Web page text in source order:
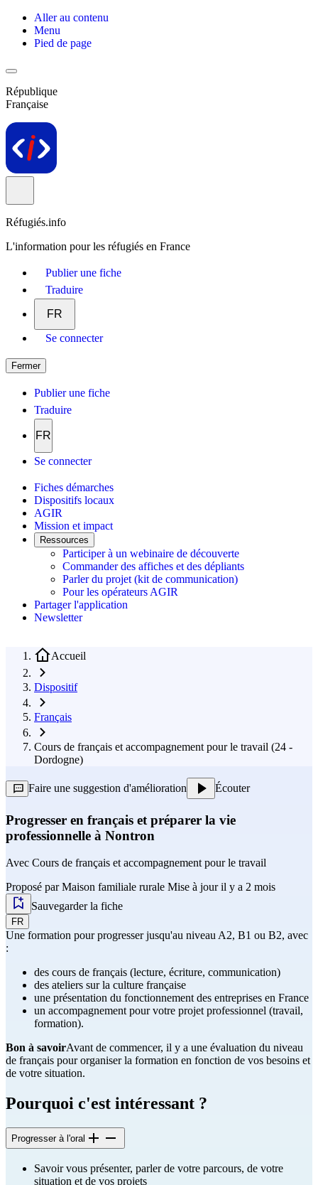
Aller au contenu
Menu
Pied de page
République
Française
Réfugiés.info
L'information pour les réfugiés en France
Publier une fiche
Traduire
FR
Se connecter
Fermer
Publier une fiche
Traduire
FR
Se connecter
Fiches démarches
Dispositifs locaux
AGIR
Mission et impact
Ressources
Participer à un webinaire de découverte
Commander des affiches et des dépliants
Parler du projet (kit de communication)
Pour les opérateurs AGIR
Partager l'application
Newsletter
Accueil
Dispositif
Français
Cours de français et accompagnement pour le travail (24 -
Dordogne)
Faire une suggestion d'amélioration Écouter
Progresser en français et préparer la vie
professionnelle à Nontron
Avec Cours de français et accompagnement pour le travail
Proposé par Maison familiale rurale Mise à jour il y a 2 mois
Sauvegarder la fiche
FR
Une formation pour progresser jusqu'au niveau A2, B1 ou B2, avec
:
des cours de français (lecture, écriture, communication)
des ateliers sur la culture française
une présentation du fonctionnement des entreprises en France
un accompagnement pour votre projet professionnel (travail,
formation).
Bon à savoirAvant de commencer, il y a une évaluation du niveau
de français pour organiser la formation en fonction de vos besoins et
de votre situation.
Pourquoi c'est intéressant ?
Progresser à l'oral
Savoir vous présenter, parler de votre parcours, de votre
situation et de vos projets